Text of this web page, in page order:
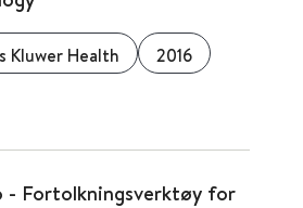
Kluwer Health 2016
- Fortolkningsverktøy for